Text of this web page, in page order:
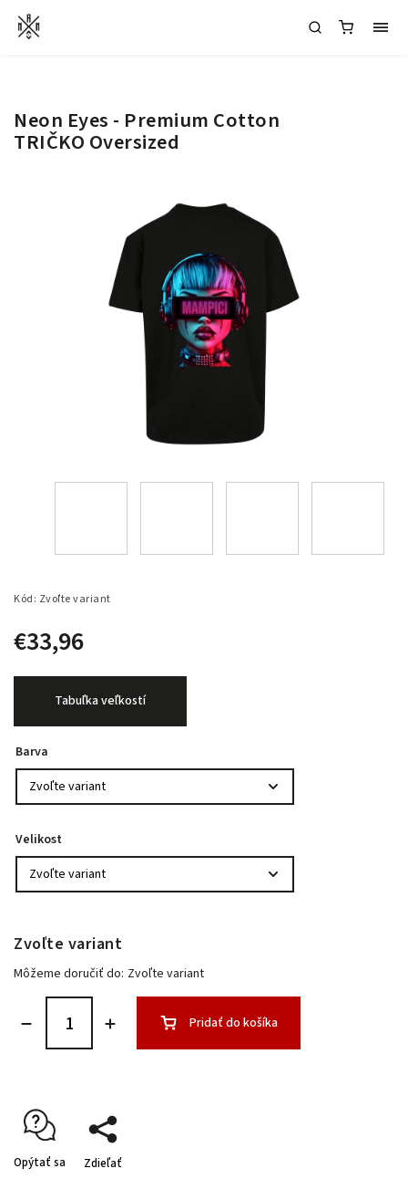
Neon Eyes - Premium Cotton
TRIČKO Oversized
Kód: Zvoľte variant
€33,96
Tabuľka veľkostí
Barva
Velikost
Zvoľte variant
Môžeme doručiť do: Zvoľte variant
Pridať do košíka
Opýtať sa Zdieľať